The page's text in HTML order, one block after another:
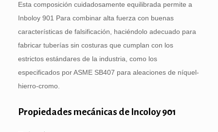
Esta composición cuidadosamente equilibrada permite a
Inboloy 901 Para combinar alta fuerza con buenas
características de falsificación, haciéndolo adecuado para
fabricar tuberías sin costuras que cumplan con los
estrictos estándares de la industria, como los
especificados por ASME SB407 para aleaciones de níquel-
hierro-cromo.
Propiedades mecánicas de Incoloy 901